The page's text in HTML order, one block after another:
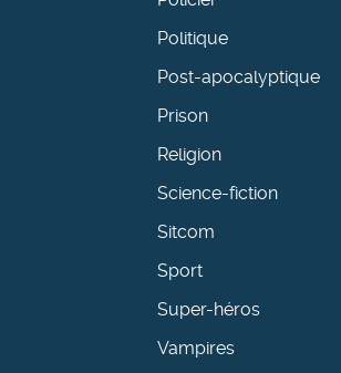
Politique
Post-apocalyptique
Prison
Religion
Science-fiction
Sitcom
Sport
Super-héros
Vampires